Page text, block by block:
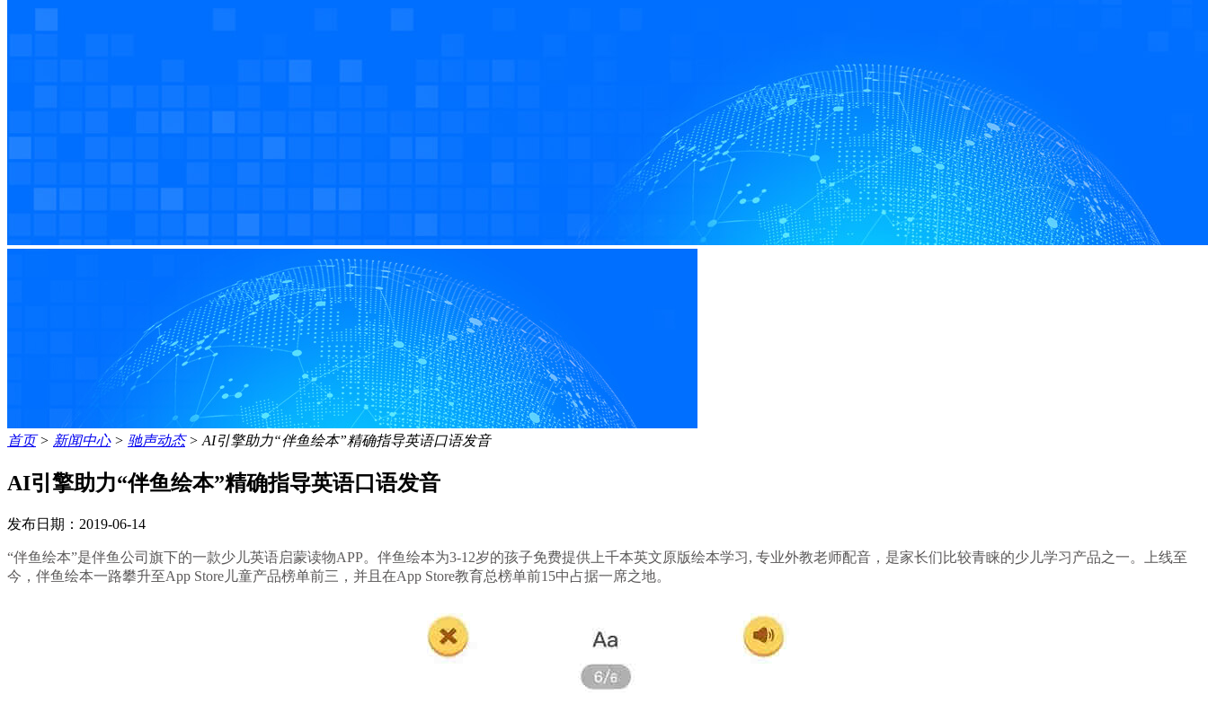
首页> 新闻中心> 驰声动态>AI引擎助力“伴鱼绘本”精确指导英语口语发音
AI引擎助力“伴鱼绘本”精确指导英语口语发音
发布日期：2019-06-14
“伴鱼绘本”是伴鱼公司旗下的一款少儿英语启蒙读物APP。伴鱼绘本为3-12岁的孩子免费提供上千本英文原版绘本学习, 专业外教老师配音，是家长们比较青睐的少儿学习产品之一。上线至
今，伴鱼绘本一路攀升至App Store儿童产品榜单前三，并且在App Store教育总榜单前15中占据一席之地。